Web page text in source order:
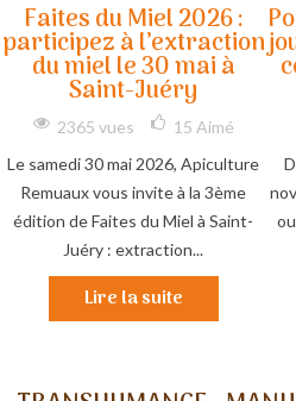
Faites du Miel 2026 :
participez à l’extraction
du miel le 30 mai à
Saint-Juéry
2365 vues 15 Aimé
Le samedi 30 mai 2026, Apiculture
Remuaux vous invite à la 3ème
édition de Faites du Miel à Saint-
Juéry : extraction...
Lire la suite